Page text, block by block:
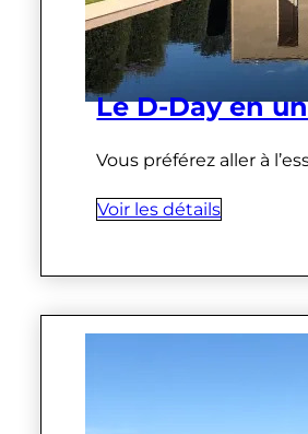
Le D-Day en
Vous préférez aller à
Voir les détails